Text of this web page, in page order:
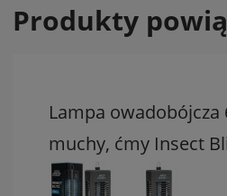
Produkty
Lampa owadobójcza
muchy, ćmy Insect